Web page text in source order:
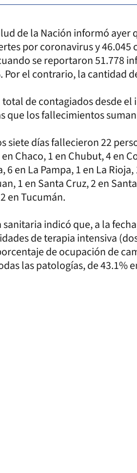
de la Nación informó ayer
por coronavirus y 46.045
se reportaron 51.778
Por el contrario, la cantidad
total de contagiados desde
que los fallecimientos
siete días fallecieron 22
Chaco, 1 en Chubut, 4 en
6 en La Pampa, 1 en La
1 en Santa Cruz, 2 en
en Tucumán.
indicó que, a la
de terapia intensiva
de ocupación de
las patologías, de 43.1%